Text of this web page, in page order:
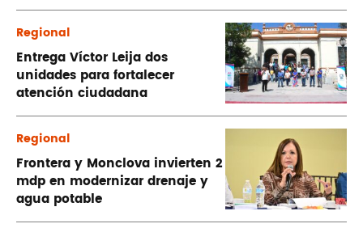
Regional
Entrega Víctor Leija dos
unidades para fortalecer
atención ciudadana
Regional
Frontera y Monclova invierten 2
mdp en modernizar drenaje y
agua potable